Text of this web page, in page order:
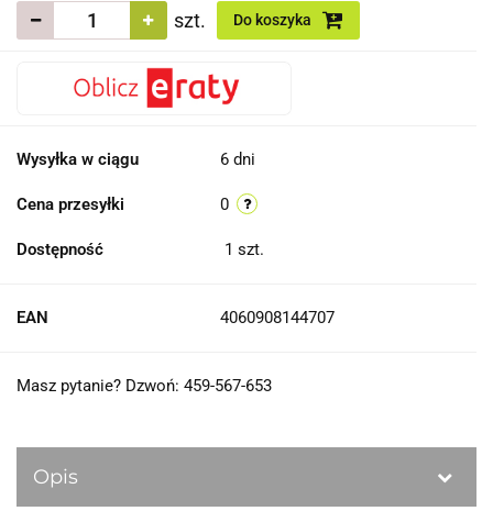
szt. Do koszyka
Wysyłka w ciągu 6 dni
Cena przesyłki 0
Dostępność 1 szt.
EAN 4060908144707
Masz pytanie? Dzwoń: 459-567-653
Opis